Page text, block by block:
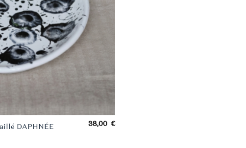
DAPHNÉE 38,00€